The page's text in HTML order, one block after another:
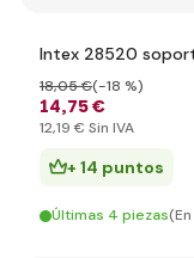
Intex 28520
14,75 €
18,05 €(-18 %)
12,19 € Sin IVA
+ 14 puntos
Últimas 4 piezas